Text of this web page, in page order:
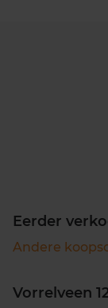
Eerder
Andere
Vorrelveen